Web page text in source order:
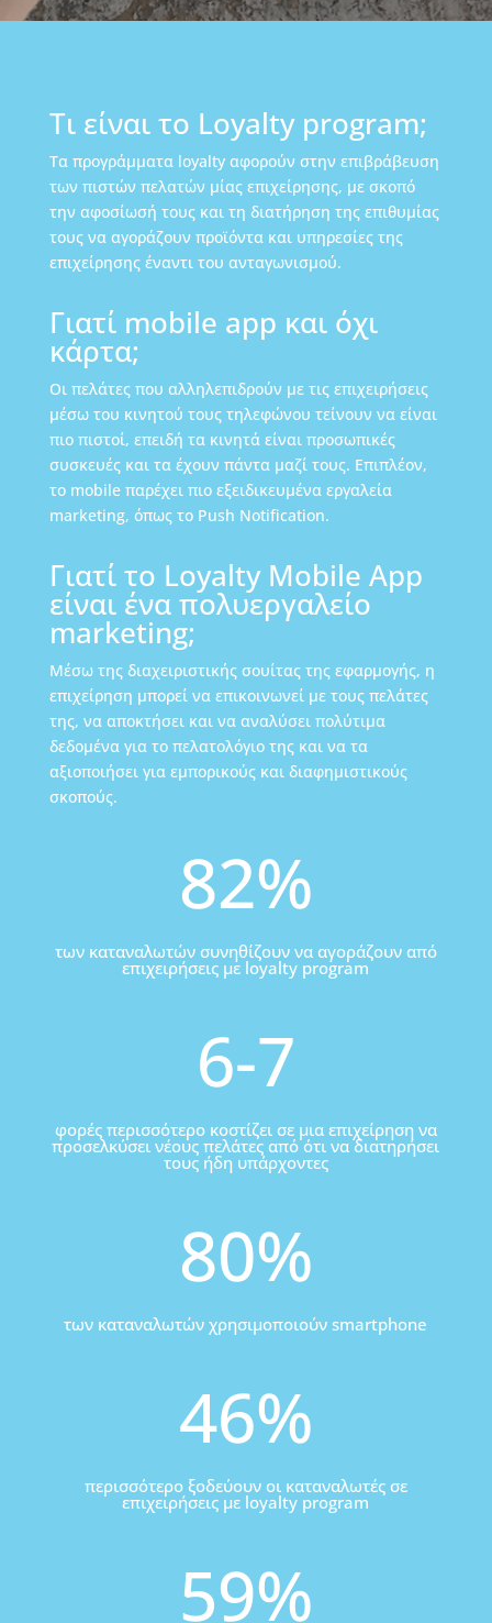
Τι είναι το Loyalty program;
Τα προγράμματα loyalty αφορούν στην επιβράβευση
των πιστών πελατών μίας επιχείρησης, με σκοπό
την αφοσίωσή τους και τη διατήρηση της επιθυμίας
τους να αγοράζουν προϊόντα και υπηρεσίες της
επιχείρησης έναντι του ανταγωνισμού.
Γιατί mobile app και όχι
κάρτα;
Οι πελάτες που αλληλεπιδρούν με τις επιχειρήσεις
μέσω του κινητού τους τηλεφώνου τείνουν να είναι
πιο πιστοί, επειδή τα κινητά είναι προσωπικές
συσκευές και τα έχουν πάντα μαζί τους. Επιπλέον,
το mobile παρέχει πιο εξειδικευμένα εργαλεία
marketing, όπως το Push Notification.
Γιατί το Loyalty Mobile App
είναι ένα πολυεργαλείο
marketing;
Μέσω της διαχειριστικής σουίτας της εφαρμογής, η
επιχείρηση μπορεί να επικοινωνεί με τους πελάτες
της, να αποκτήσει και να αναλύσει πολύτιμα
δεδομένα για το πελατολόγιο της και να τα
αξιοποιήσει για εμπορικούς και διαφημιστικούς
σκοπούς.
82%
των καταναλωτών συνηθίζουν να αγοράζουν από
επιχειρήσεις με loyalty program
6-7
φορές περισσότερο κοστίζει σε μια επιχείρηση να
προσελκύσει νέους πελάτες από ότι να διατηρήσει
τους ήδη υπάρχοντες
80%
των καταναλωτών χρησιμοποιούν smartphone
46%
περισσότερο ξοδεύουν οι καταναλωτές σε
επιχειρήσεις με loyalty program
59%